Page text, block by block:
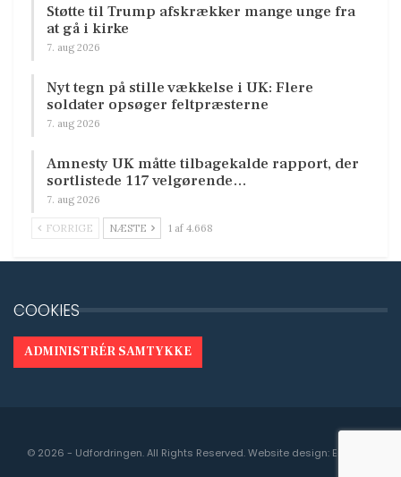
Støtte til Trump afskrækker mange unge fra
at gå i kirke
7. aug 2026
Nyt tegn på stille vækkelse i UK: Flere
soldater opsøger feltpræsterne
7. aug 2026
Amnesty UK måtte tilbagekalde rapport, der
sortlistede 117 velgørende…
7. aug 2026
FORRIGE NÆSTE 1 af 4.668
COOKIES
ADMINISTRÉR SAMTYKKE
© 2026 - Udfordringen. All Rights Reserved.Website design: Engedal